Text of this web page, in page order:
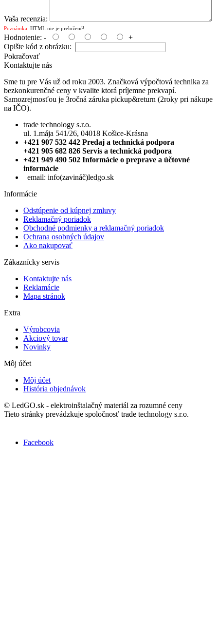
Vaša recenzia:
Poznámka: HTML nie je preložené!
Hodnotenie: -
+
Opište kód z obrázku:
Pokračovať
Kontaktujte nás
Sme tu pre Vás už od roku 2003. Značková výpočtová technika za
bezkonkurenčné ceny v kvalite ktorá príjemne prekvapí.
Samozrejmosťou je 3ročná záruka pickup&return (2roky pri nákupe
na IČO).
trade technology s.r.o.
ul. 1.mája 541/26, 04018 Košice-Krásna
+421 907 532 442 Predaj a technická podpora
+421 905 682 826 Servis a technická podpora
+421 949 490 502 Informácie o preprave a účtovné
informácie
email: info(zavináč)ledgo.sk
Informácie
Odstúpenie od kúpnej zmluvy
Reklamačný poriadok
Obchodné podmienky a reklamačný poriadok
Ochrana osobných údajov
Ako nakupovať
Zákaznícky servis
Kontaktujte nás
Reklamácie
Mapa stránok
Extra
Výrobcovia
Akciový tovar
Novinky
Môj účet
Môj účet
História objednávok
© LedGO.sk - elektroinštalačný materiál za rozumné ceny
Tieto stránky prevádzkuje spoločnosť trade technology s.r.o.
Facebook